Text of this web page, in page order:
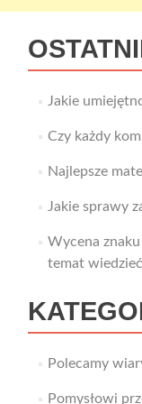
Jakie
Czy każdy
Najlepsze
Jakie sprawy
Wycena
temat
Polecamy
Pomysłowi